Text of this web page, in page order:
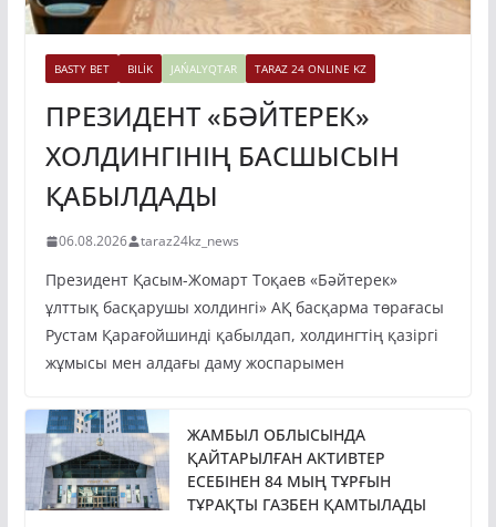
BASTY BET BILİK JAŃALYQTAR TARAZ 24 ONLINE KZ
ПРЕЗИДЕНТ «БӘЙТЕРЕК»
ХОЛДИНГІНІҢ БАСШЫСЫН
ҚАБЫЛДАДЫ
06.08.2026 taraz24kz_news
Президент Қасым-Жомарт Тоқаев «Бәйтерек»
ұлттық басқарушы холдингі» АҚ басқарма төрағасы
Рустам Қарағойшинді қабылдап, холдингтің қазіргі
жұмысы мен алдағы даму жоспарымен
ЖАМБЫЛ ОБЛЫСЫНДА
ҚАЙТАРЫЛҒАН АКТИВТЕР
ЕСЕБІНЕН 84 МЫҢ ТҰРҒЫН
ТҰРАҚТЫ ГАЗБЕН ҚАМТЫЛАДЫ